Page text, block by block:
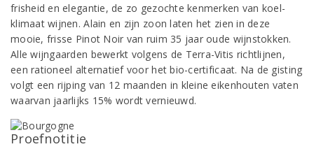
frisheid en elegantie, de zo gezochte kenmerken van koel-
klimaat wijnen. Alain en zijn zoon laten het zien in deze
mooie, frisse Pinot Noir van ruim 35 jaar oude wijnstokken.
Alle wijngaarden bewerkt volgens de Terra-Vitis richtlijnen,
een rationeel alternatief voor het bio-certificaat. Na de gisting
volgt een rijping van 12 maanden in kleine eikenhouten vaten
waarvan jaarlijks 15% wordt vernieuwd.
Proefnotitie